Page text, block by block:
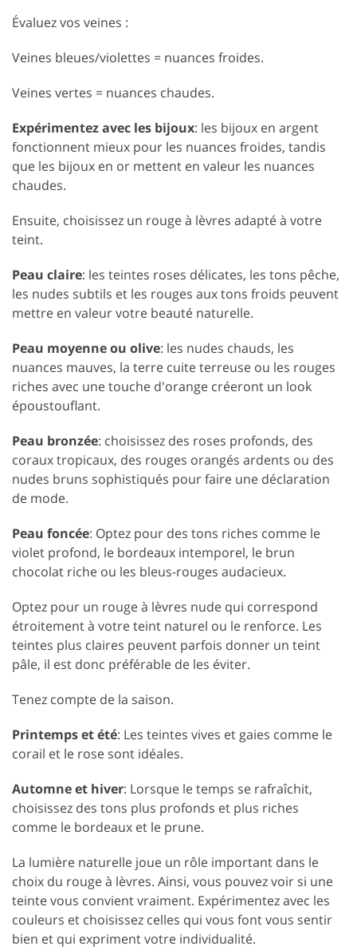
Évaluez vos veines :
Veines bleues/violettes = nuances froides.
Veines vertes = nuances chaudes.
Expérimentez avec les bijoux: les bijoux en argent
fonctionnent mieux pour les nuances froides, tandis
que les bijoux en or mettent en valeur les nuances
chaudes.
Ensuite, choisissez un rouge à lèvres adapté à votre
teint.
Peau claire: les teintes roses délicates, les tons pêche,
les nudes subtils et les rouges aux tons froids peuvent
mettre en valeur votre beauté naturelle.
Peau moyenne ou olive: les nudes chauds, les
nuances mauves, la terre cuite terreuse ou les rouges
riches avec une touche d'orange créeront un look
époustouflant.
Peau bronzée: choisissez des roses profonds, des
coraux tropicaux, des rouges orangés ardents ou des
nudes bruns sophistiqués pour faire une déclaration
de mode.
Peau foncée: Optez pour des tons riches comme le
violet profond, le bordeaux intemporel, le brun
chocolat riche ou les bleus-rouges audacieux.
Optez pour un rouge à lèvres nude qui correspond
étroitement à votre teint naturel ou le renforce. Les
teintes plus claires peuvent parfois donner un teint
pâle, il est donc préférable de les éviter.
Tenez compte de la saison.
Printemps et été: Les teintes vives et gaies comme le
corail et le rose sont idéales.
Automne et hiver: Lorsque le temps se rafraîchit,
choisissez des tons plus profonds et plus riches
comme le bordeaux et le prune.
La lumière naturelle joue un rôle important dans le
choix du rouge à lèvres. Ainsi, vous pouvez voir si une
teinte vous convient vraiment. Expérimentez avec les
couleurs et choisissez celles qui vous font vous sentir
bien et qui expriment votre individualité.